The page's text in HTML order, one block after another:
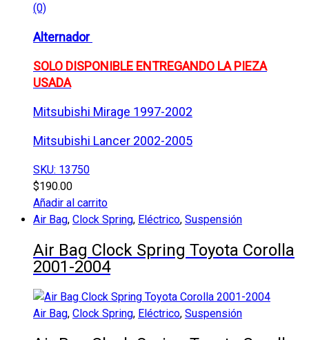
(0)
Alternador
SOLO DISPONIBLE ENTREGANDO LA PIEZA
USADA
Mitsubishi Mirage 1997-2002
Mitsubishi Lancer 2002-2005
SKU: 13750
$190.00
Añadir al carrito
Air Bag, Clock Spring, Eléctrico, Suspensión
Air Bag Clock Spring Toyota Corolla
2001-2004
Air Bag, Clock Spring, Eléctrico, Suspensión